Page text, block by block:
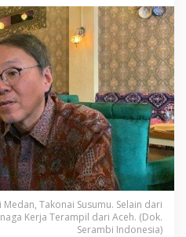
Takonai Susumu. Selain dari
Kerja Terampil dari Aceh. (Dok.
Serambi Indonesia)